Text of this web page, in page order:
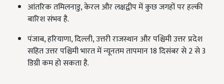
आंतरिक तमिलनाडु, केरल और लक्षद्वीप में कुछ जगहों पर हल्की
बारिश संभव है.
पंजाब, हरियाणा, दिल्ली, उत्तरी राजस्थान और पश्चिमी उत्तर प्रदेश
सहित उत्तर पश्चिमी भारत में न्यूनतम तापमान 18 दिसंबर से 2 से 3
डिग्री कम हो सकता है.